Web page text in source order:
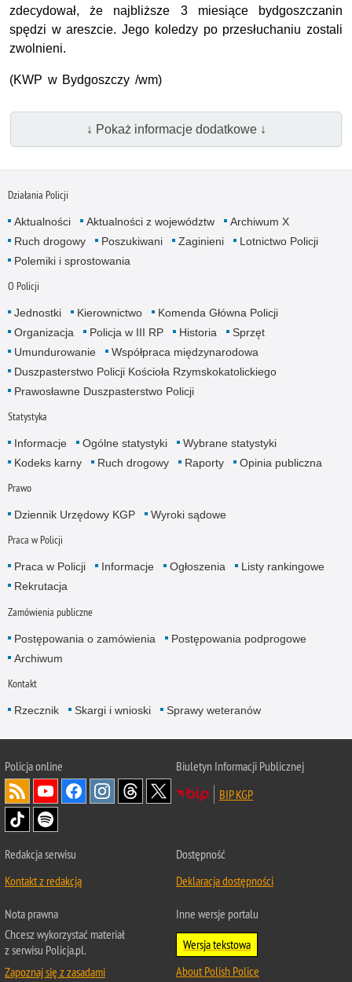
zdecydował, że najbliższe 3 miesiące bydgoszczanin
spędzi w areszcie. Jego koledzy po przesłuchaniu zostali
zwolnieni.
(KWP w Bydgoszczy /wm)
↓ Pokaż informacje dodatkowe ↓
Działania Policji
Aktualności Aktualności z województw
Archiwum X
Ruch drogowy
Poszukiwani Zaginieni
Lotnictwo Policji
Polemiki i sprostowania
O Policji
Jednostki Kierownictwo
Komenda Główna Policji
Organizacja
Policja w III RP Historia
Sprzęt
Umundurowanie
Współpraca międzynarodowa
Duszpasterstwo Policji Kościoła Rzymskokatolickiego
Prawosławne Duszpasterstwo Policji
Statystyka
Informacje Ogólne statystyki
Wybrane statystyki
Kodeks karny
Ruch drogowy Raporty Opinia publiczna
Prawo
Dziennik Urzędowy KGP Wyroki sądowe
Praca w Policji
Praca w Policji Informacje Ogłoszenia
Listy rankingowe
Rekrutacja
Zamówienia publiczne
Postępowania o zamówienia
Postępowania podprogowe
Archiwum
Kontakt
Rzecznik Skargi i wnioski Sprawy weteranów
Policjaonline
Biuletyn Informacji Publicznej
BIP KGP
Redakcja serwisu
Kontakt z redakcją
Dostępność
Deklaracja dostępności
Nota prawna
Chcesz wykorzystać materiał
z serwisu Policja.pl.
Zapoznaj się z zasadami
Inne wersje portalu
Wersja tekstowa
About Polish Police